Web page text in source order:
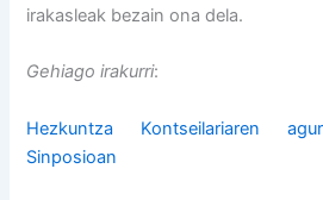
irakasleak bezain ona dela.
Gehiago irakurri:
Hezkuntza Kontseilariaren
Sinposioan